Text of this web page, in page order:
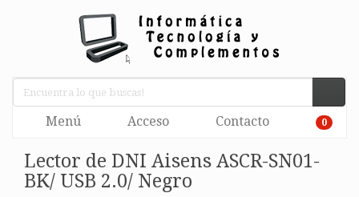
Menú Acceso Contacto 0
Lector de DNI Aisens ASCR-SN01-
BK/ USB 2.0/ Negro